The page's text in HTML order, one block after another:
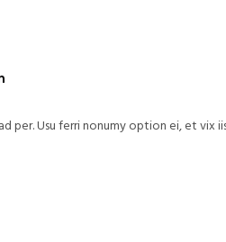
per. Usu ferri nonumy option ei, et vix